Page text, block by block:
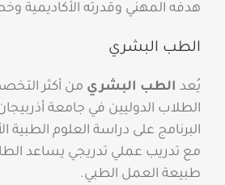
هدفه المهني وقدرته الأكاديمية
الطب البشري
يُعد الطب البشري من أكثر
الطلاب الدوليين في جامعة
البرنامج على دراسة العلوم الطبية
مع تدريب عملي تدريجي يساعد
طبيعة العمل الطبي.